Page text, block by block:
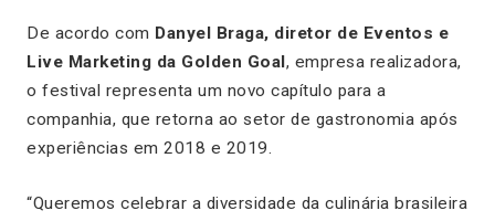
De acordo com Danyel Braga, diretor de Eventos e
Live Marketing da Golden Goal , empresa realizadora,
o festival representa um novo capítulo para a
companhia, que retorna ao setor de gastronomia após
experiências em 2018 e 2019.
“Queremos celebrar a diversidade da culinária brasileira